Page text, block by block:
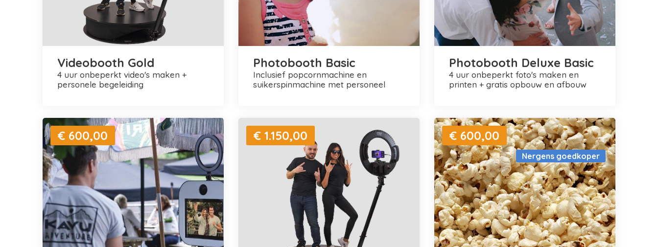
Videobooth Gold
4 uur onbeperkt video's maken +
personele begeleiding
Photobooth Basic
inclusief popcornmachine en
suikerspinmachine met personeel
Photobooth Deluxe Basic
4 uur onbeperkt foto's maken en
printen + gratis opbouw en afbouw
€ 600,00 € 1.150,00
Nergens goedkoper
€ 600,00